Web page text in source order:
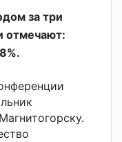
за три
отмечают: